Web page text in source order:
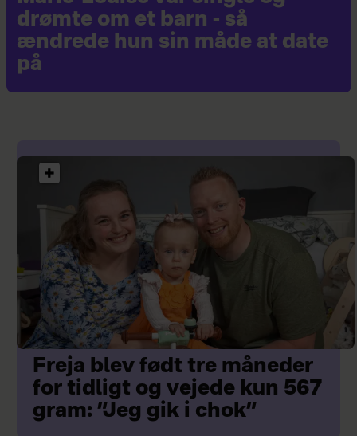
drømte om et barn - så
ændrede hun sin måde at date
på
Freja blev født tre måneder
for tidligt og vejede kun 567
gram: ”Jeg gik i chok”